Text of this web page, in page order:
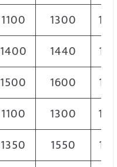
1100 1300
1400 1440
1500 1600
1100 1300
1350 1550